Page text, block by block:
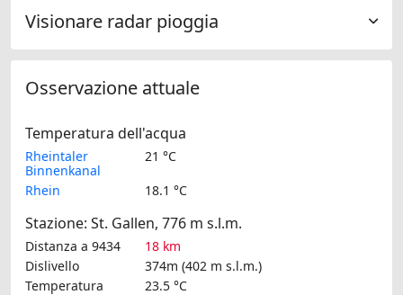
Visionare radar pioggia
Osservazione attuale
Temperatura dell'acqua
Rheintaler
Binnenkanal
21 °C
Rhein
18.1 °C
Stazione: St. Gallen, 776 m s.l.m.
Distanza a 9434
18 km
Dislivello
374m (402 m s.l.m.)
Temperatura
23.5 °C